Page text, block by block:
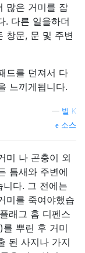
많은 거미를 잡
. 다른 일을하더
창문, 문 및 주변
드를 던져서 다
느끼게됩니다.
빌 K
소스
미 나 곤충이 외
틈새와 주변에
다. 그 전에는
미를 죽여야했습
래그 홈 디펜스
뿌린 후 거미
된 사지나 가지